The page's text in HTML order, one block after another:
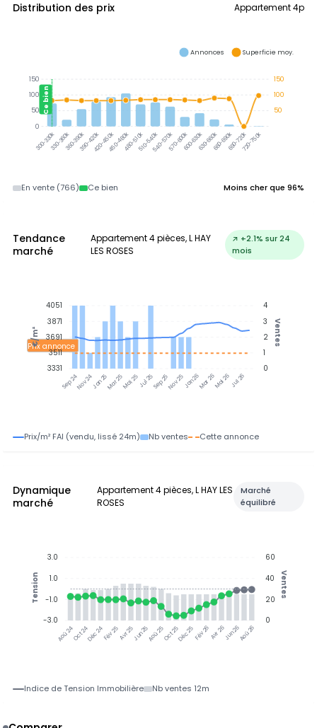
Distribution des prix Appartement 4p
300-330k330-360k360-390k390-420k420-450k450-480k480-510k510-540k540-570k570-600k600-630k630-660k660-690k690-720k720-750k
Ce bien
150
100
50
150
100
50
0
Annonces Superficie moy.
En vente (766) Ce bien Moins cher que 96%
Tendance
marché
Appartement 4 pièces, L HAY
LES ROSES
↗ +2.1% sur 24
mois
Sep 24Nov 24Jan 25Mar 25Mai 25Jul 25Sep 25Nov 25Jan 26Mar 26Mai 26Jul 26
Prix annonce
4
3
2
1
0
Ventes
4051
3871
3691
3511
3331
€/m²
Prix/m² FAI (vendu, lissé 24m) Nb ventes Cette annonce
Dynamique
marché
Appartement 4 pièces, L HAY LES
ROSES
Marché
équilibré
Aoû 24Oct 24Déc 24Fév 25Avr 25Jun 25Aoû 25Oct 25Déc 25Fév 26Avr 26Jun 26Aoû 26
60
40
20
0
Ventes
3.0
1.0
-1.0
-3.0
Tension
Indice de Tension Immobilière Nb ventes 12m